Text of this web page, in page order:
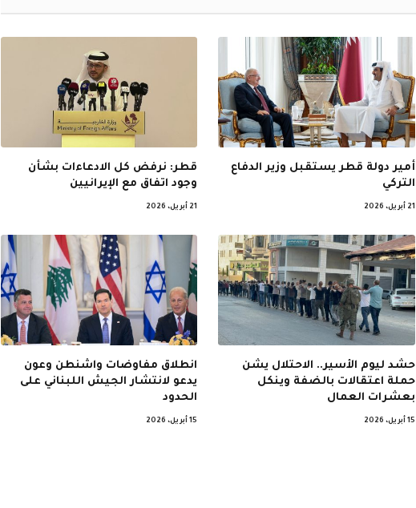
أمير دولة قطر يستقبل وزير الدفاع
التركي
21 أبريل، 2026
قطر: نرفض كل الادعاءات بشأن
وجود اتفاق مع الإيرانيين
21 أبريل، 2026
حشد ليوم الأسير.. الاحتلال يشن
حملة اعتقالات بالضفة وينكل
بعشرات العمال
15 أبريل، 2026
انطلاق مفاوضات واشنطن وعون
يدعو لانتشار الجيش اللبناني على
الحدود
15 أبريل، 2026